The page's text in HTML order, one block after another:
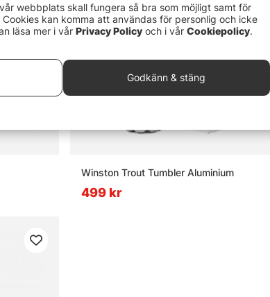
Winston Trout Tumbler Aluminium
499 kr
webbplats skall fungera så bra som möjligt samt för
kan komma att användas för personlig och icke
läsa mer i vår Privacy Policy och i vår Cookiepolicy.
Godkänn & stäng